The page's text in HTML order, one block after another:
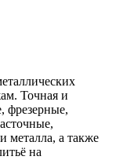
Точная и
фрезерные,
металла, a также
нa